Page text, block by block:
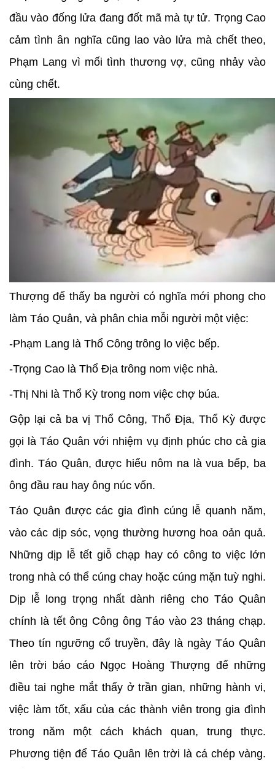
đầu vào đống lửa đang đốt mã mà tự tử. Trọng Cao
cảm tình ân nghĩa cũng lao vào lửa mà chết theo,
Phạm Lang vì mối tình thương vợ, cũng nhảy vào
cùng chết.
Thượng đế thấy ba người có nghĩa mới phong cho
làm Táo Quân, và phân chia mỗi người một việc:
-Phạm Lang là Thổ Công trông lo việc bếp.
-Trọng Cao là Thổ Địa trông nom việc nhà.
-Thị Nhi là Thổ Kỳ trong nom việc chợ búa.
Gộp lại cả ba vị Thổ Công, Thổ Địa, Thổ Kỳ được
gọi là Táo Quân với nhiệm vụ định phúc cho cả gia
đình. Táo Quân, được hiểu nôm na là vua bếp, ba
ông đầu rau hay ông núc vốn.
Táo Quân được các gia đình cúng lễ quanh năm,
vào các dịp sóc, vọng thường hương hoa oản quả.
Những dịp lễ tết giỗ chạp hay có công to việc lớn
trong nhà có thể cúng chay hoặc cúng mặn tuỳ nghi.
Dịp lễ long trọng nhất dành riêng cho Táo Quân
chính là tết ông Công ông Táo vào 23 tháng chạp.
Theo tín ngưỡng cổ truyền, đây là ngày Táo Quân
lên trời báo cáo Ngọc Hoàng Thượng đế những
điều tai nghe mắt thấy ở trần gian, những hành vi,
việc làm tốt, xấu của các thành viên trong gia đình
trong năm một cách khách quan, trung thực.
Phương tiện để Táo Quân lên trời là cá chép vàng.